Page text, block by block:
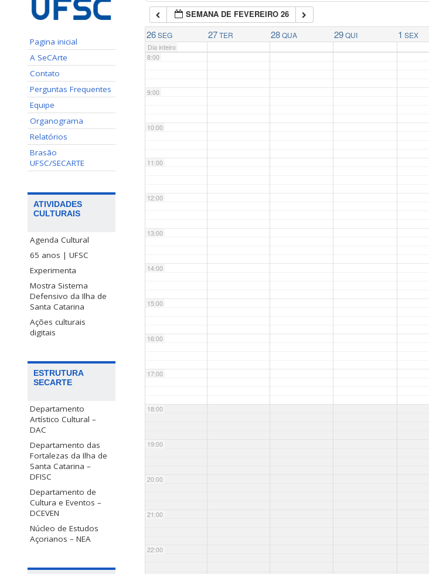
Pagina inicial
A SeCArte
Contato
Perguntas Frequentes
Equipe
Organograma
Relatórios
Brasão
UFSC/SECARTE
ATIVIDADES
CULTURAIS
Agenda Cultural
65 anos | UFSC
Experimenta
Mostra Sistema
Defensivo da Ilha de
Santa Catarina
Ações culturais
digitais
ESTRUTURA
SECARTE
Departamento
Artístico Cultural –
DAC
Departamento das
Fortalezas da Ilha de
Santa Catarina –
DFISC
Departamento de
Cultura e Eventos –
DCEVEN
Núcleo de Estudos
Açorianos – NEA
SEMANA DE FEVEREIRO 26
26 SEG 27 TER 28 QUA 29 QUI 1 SEX
Dia inteiro
7:00
8:00
9:00
10:00
11:00
12:00
13:00
14:00
15:00
16:00
17:00
18:00
19:00
20:00
21:00
22:00